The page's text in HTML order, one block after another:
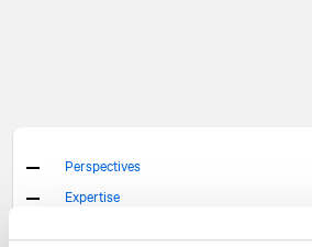
Perspectives
Expertise